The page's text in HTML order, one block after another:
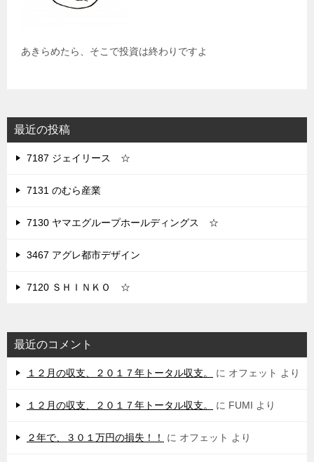
あきらめたら、そこで投資は終わりですよ
最近の投稿
7187 ジェイリース ☆
7131 のむら産業
7130 ヤマエグループホールディングス ☆
3467 アグレ都市デザイン
7120 ＳＨＩＮＫＯ ☆
最近のコメント
１２月の収支、２０１７年トータル収支。 に オフェット より
１２月の収支、２０１７年トータル収支。 に FUMI より
２年で、３０１万円の損失！！ に オフェット より